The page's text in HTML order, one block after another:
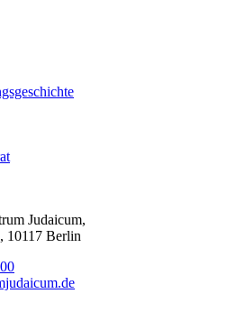
Judaicum,
10117 Berlin